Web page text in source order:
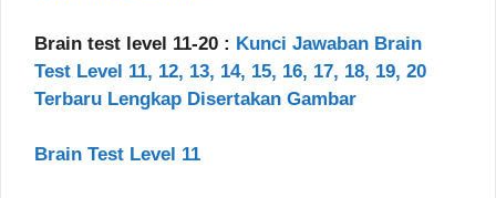
Brain test level 11-20 : Kunci Jawaban Brain
Test Level 11, 12, 13, 14, 15, 16, 17, 18, 19, 20
Terbaru Lengkap Disertakan Gambar
Brain Test Level 11